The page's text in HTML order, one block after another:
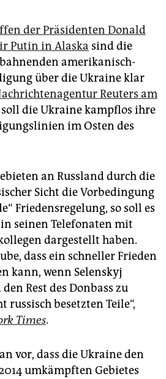
der Präsidenten Donald
Putin in Alaska sind die
amerikanisch-
über die Ukraine klar
Reuters am
soll die Ukraine kampflos ihre
im Osten des
an Russland durch die
Sicht die Vorbedingung
Friedensregelung, so soll es
seinen Telefonaten mit
dargestellt haben.
dass ein schneller Frieden
kann, wenn Selenskyj
Rest des Donbass zu
russisch besetzten Teile“,
Times.
vor, dass die Ukraine den
umkämpften Gebietes